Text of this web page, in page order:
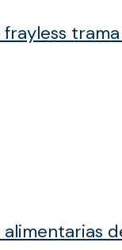
frayless
alimentarias